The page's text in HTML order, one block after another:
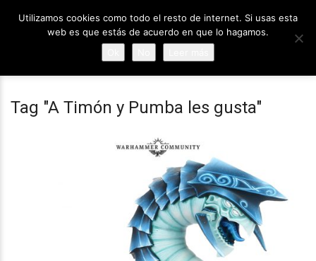
Tag "A Timón y Pumba les gusta"
Utilizamos cookies como todo el resto de internet. Si usas esta
web es que estás de acuerdo en que lo hagamos.